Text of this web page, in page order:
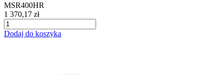
MSR400HR
1 370,17 zł
Dodaj do koszyka